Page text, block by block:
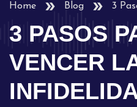
Home Blog 3
3 PASOS
VENCER